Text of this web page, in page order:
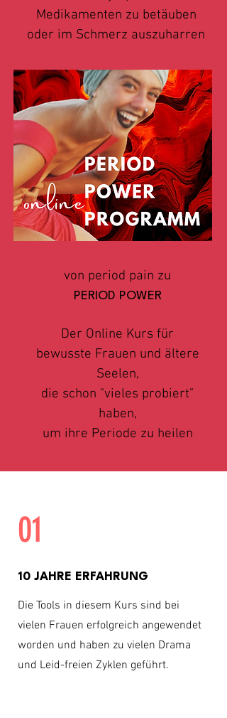
Medikamenten zu betäuben
oder im Schmerz auszuharren
von period pain zu
PERIOD POWER
Der Online Kurs für
bewusste Frauen und ältere
Seelen,
die schon "vieles probiert"
haben,
um ihre Periode zu heilen
01
10 JAHRE ERFAHRUNG
Die Tools in diesem Kurs sind bei
vielen Frauen erfolgreich angewendet
worden und haben zu vielen Drama
und Leid-freien Zyklen geführt.